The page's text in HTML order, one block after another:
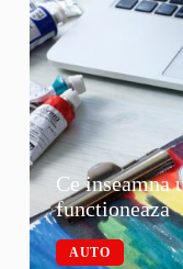
Ce inseamna
functioneaza
AUTO